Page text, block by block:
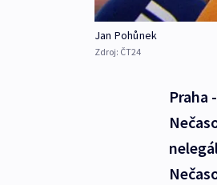
Jan Pohůnek
Zdroj: ČT24
Praha